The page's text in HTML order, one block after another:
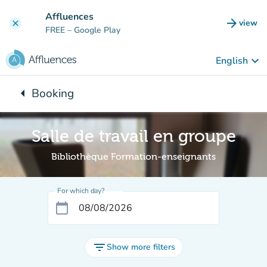
clear Affluences
FREE – Google Play arrow_forward view
(new
English keyboard_arrow_down
arrow_leftBack to:
Booking
Salle de travail en groupe
Bibliothèque Formation-enseignants
For which day?
calendar_today
filter_listShow more filters